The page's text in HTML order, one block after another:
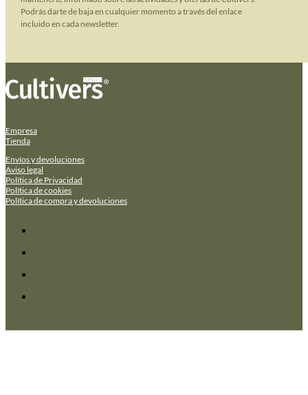
Podrás darte de baja en cualquier momento a través del enlace
incluido en cada newsletter.
Empresa
Tienda
Envíos y devoluciones
Aviso legal
Política de Privacidad
Política de cookies
Política de compra y devoluciones